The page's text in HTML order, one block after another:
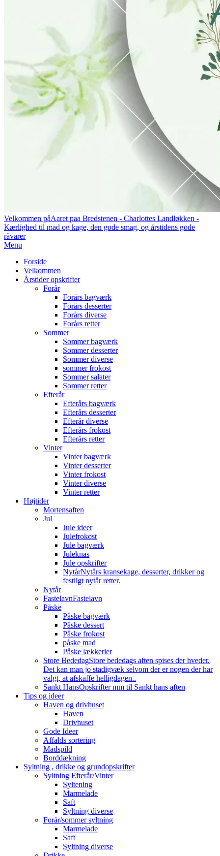
Velkommen påAaret paa Bredstenen - Charlottes Landløkken -
Kærlighed til mad og kage, den gode smag, og årstidens gode
råvarer
Primary
Menu
Menu
Forside
Velkommen
Årstider opskrifter
Forår
Forårs bagværk
Forårs desserter
Forårs diverse
Forårs retter
Sommer
Sommer bagværk
Sommer desserter
Sommer diverse
sommer frokost
Sommer salater
Sommer retter
Efterår
Efterårs bagværk
Efterårs desserter
Efterår diverse
Efterårs frokost
Efterårs retter
Vinter
Vinter bagværk
Vinter desserter
Vinter frokost
Vinter diverse
Vinter retter
Højtider
Mortensaften
Jul
Jule ideer
Julefrokost
Jule bagværk
Juleknas
Jule opskrifter
NytårNytårs kransekage, desserter, drikker og
festligt nytår retter.
Nytår
FastelavnFastelavn
Påske
Påske bagværk
Påske dessert
Påske frokost
påske mad
Påske lækkerier
Store BededagStore bededags aften spises der hveder.
Det kan man jo stadigvæk selvom der er nogen der har
valgt, at afskaffe helligdagen..
Sankt HansOpskrifter mm til Sankt hans aften
Tips og ideer
Haven og drivhuset
Haven
Drivhuset
Gode Ideer
Affalds sortering
Madspild
Borddækning
Syltning , drikke og grundopskrifter
Syltning Efterår/Vinter
Syltening
Marmelade
Saft
Syltning diverse
Forår/sommer syltning
Marmelade
Saft
Syltning diverse